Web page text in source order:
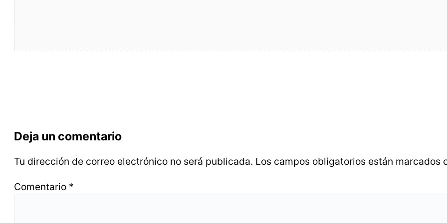
Deja un comentario
Tu dirección de correo electrónico no será publicada. Los campos obligatorios están marcados
Comentario *